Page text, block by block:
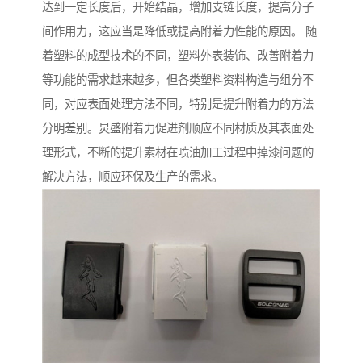
达到一定长度后，开始结晶，增加支链长度，提高分子
间作用力，这应当是降低或提高附着力性能的原因。 随
着塑料的成型技术的不同，塑料外表装饰、改善附着力
等功能的需求越来越多，但各类塑料资料构造与组分不
同，对应表面处理方法不同，特别是提升附着力的方法
分明差别。炅盛附着力促进剂顺应不同材质及其表面处
理形式，不断的提升素材在喷油加工过程中掉漆问题的
解决方法，顺应环保及生产的需求。